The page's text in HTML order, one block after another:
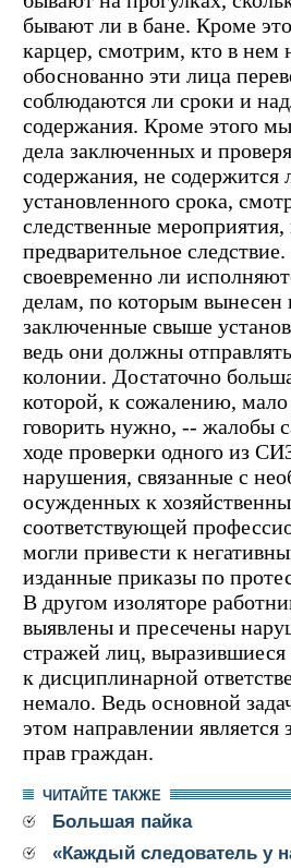
бывают ли в бане. Кроме
карцер, смотрим, кто в нем
обоснованно эти лица
соблюдаются ли сроки и
содержания. Кроме этого
дела заключенных и
содержания, не содержится
установленного срока,
следственные мероприятия,
предварительное
своевременно ли
делам, по которым вынесен
заключенные свыше
ведь они должны
колонии. Достаточно
которой, к сожалению, мало
говорить нужно, -- жалобы
ходе проверки одного из
нарушения, связанные с
осужденных к
соответствующей
могли привести к
изданные приказы по
В другом изоляторе
выявлены и пресечены
стражей лиц,
к дисциплинарной
немало. Ведь основной
этом направлении
прав граждан.
ЧИТАЙТЕ ТАКЖЕ
Большая пайка
«Каждый следователь у